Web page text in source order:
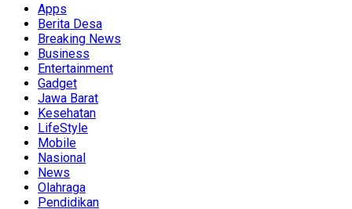
Apps
Berita Desa
Breaking News
Business
Entertainment
Gadget
Jawa Barat
Kesehatan
LifeStyle
Mobile
Nasional
News
Olahraga
Pendidikan